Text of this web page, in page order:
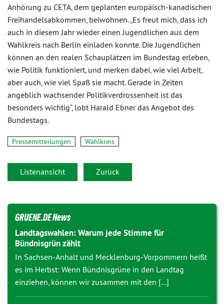
Anhörung zu CETA, dem geplanten europäisch-kanadischen
Freihandelsabkommen, beiwohnen. „Es freut mich, dass ich
auch in diesem Jahr wieder einen Jugendlichen aus dem
Wahlkreis nach Berlin einladen konnte. Die Jugendlichen
können an den realen Schauplätzen im Bundestag erleben,
wie Politik funktioniert, und merken dabei, wie viel Arbeit,
aber auch, wie viel Spaß sie macht. Gerade in Zeiten
angeblich wachsender Politikverdrossenheit ist das
besonders wichtig“, lobt Harald Ebner das Angebot des
Bundestags.
Pressemitteilungen Wahlkreis
Listenansicht Zurück
GRUENE.DE News
Landtagswahlen: Warum jede Stimme für
Bündnisgrün zählt
In Sachsen-Anhalt und Mecklenburg-Vorpommern heißt
es im Herbst: Wenn Bündnisgrüne in den Landtag
einziehen, können wir zusammen mit den [...]